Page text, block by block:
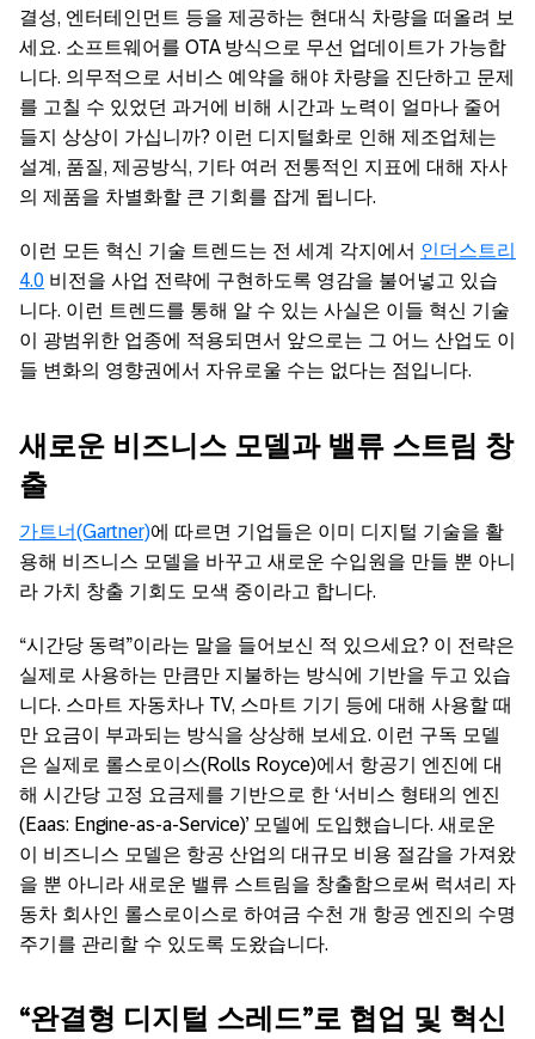
결성, 엔터테인먼트 등을 제공하는 현대식 차량을 떠올려 보
세요. 소프트웨어를 OTA 방식으로 무선 업데이트가 가능합
니다. 의무적으로 서비스 예약을 해야 차량을 진단하고 문제
를 고칠 수 있었던 과거에 비해 시간과 노력이 얼마나 줄어
들지 상상이 가십니까? 이런 디지털화로 인해 제조업체는
설계, 품질, 제공방식, 기타 여러 전통적인 지표에 대해 자사
의 제품을 차별화할 큰 기회를 잡게 됩니다.
이런 모든 혁신 기술 트렌드는 전 세계 각지에서 인더스트리
4.0 비전을 사업 전략에 구현하도록 영감을 불어넣고 있습
니다. 이런 트렌드를 통해 알 수 있는 사실은 이들 혁신 기술
이 광범위한 업종에 적용되면서 앞으로는 그 어느 산업도 이
들 변화의 영향권에서 자유로울 수는 없다는 점입니다.
새로운 비즈니스 모델과 밸류 스트림 창
출
가트너(Gartner)에 따르면 기업들은 이미 디지털 기술을 활
용해 비즈니스 모델을 바꾸고 새로운 수입원을 만들 뿐 아니
라 가치 창출 기회도 모색 중이라고 합니다.
“시간당 동력”이라는 말을 들어보신 적 있으세요? 이 전략은
실제로 사용하는 만큼만 지불하는 방식에 기반을 두고 있습
니다. 스마트 자동차나 TV, 스마트 기기 등에 대해 사용할 때
만 요금이 부과되는 방식을 상상해 보세요. 이런 구독 모델
은 실제로 롤스로이스(Rolls Royce)에서 항공기 엔진에 대
해 시간당 고정 요금제를 기반으로 한 ‘서비스 형태의 엔진
(Eaas: Engine-as-a-Service)’ 모델에 도입했습니다. 새로운
이 비즈니스 모델은 항공 산업의 대규모 비용 절감을 가져왔
을 뿐 아니라 새로운 밸류 스트림을 창출함으로써 럭셔리 자
동차 회사인 롤스로이스로 하여금 수천 개 항공 엔진의 수명
주기를 관리할 수 있도록 도왔습니다.
“완결형 디지털 스레드”로 협업 및 혁신